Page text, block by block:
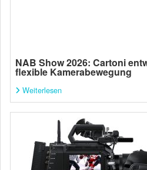
NAB Show 2026: Cartoni
flexible Kamerabewegung
Weiterlesen